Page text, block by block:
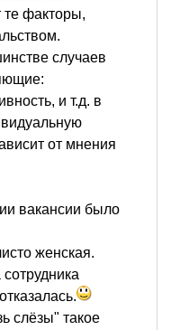
те факторы,
случаев
и т.д. в
от мнения
вакансии было
женская.
слёзы" такое